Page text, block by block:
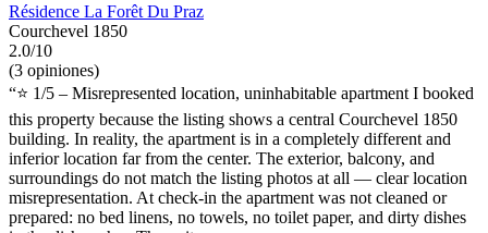
Résidence La Forêt Du Praz
Courchevel 1850
2.0/10
(3 opiniones)
“⭐ 1/5 – Misrepresented location, uninhabitable apartment I booked
this property because the listing shows a central Courchevel 1850
building. In reality, the apartment is in a completely different and
inferior location far from the center. The exterior, balcony, and
surroundings do not match the listing photos at all — clear location
misrepresentation. At check-in the apartment was not cleaned or
prepared: no bed linens, no towels, no toilet paper, and dirty dishes